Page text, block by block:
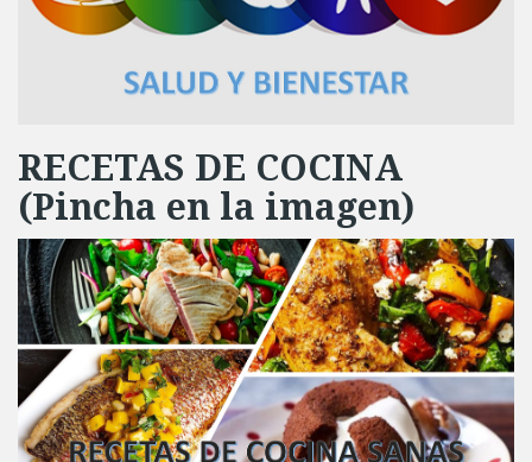
RECETAS DE COCINA
(Pincha en la imagen)